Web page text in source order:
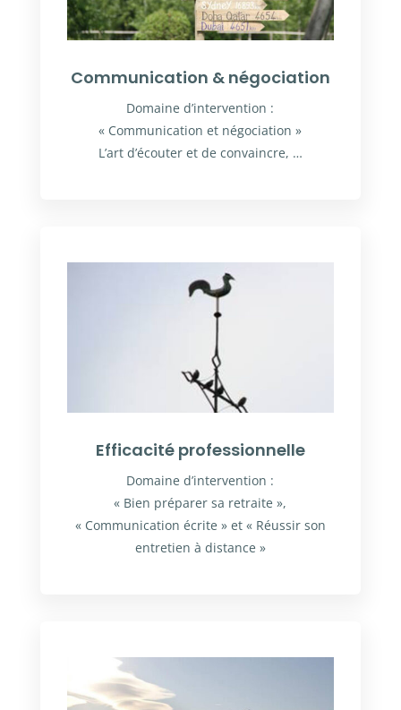
Communication & négociation
Domaine d’intervention :
« Communication et négociation »
L’art d’écouter et de convaincre, …
Efficacité professionnelle
Domaine d’intervention :
« Bien préparer sa retraite »,
« Communication écrite » et « Réussir son
entretien à distance »